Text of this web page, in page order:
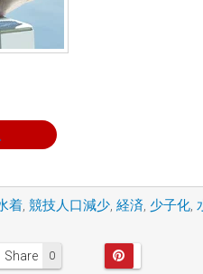
着, 競技人口減少, 経済, 少子化,
0
Share